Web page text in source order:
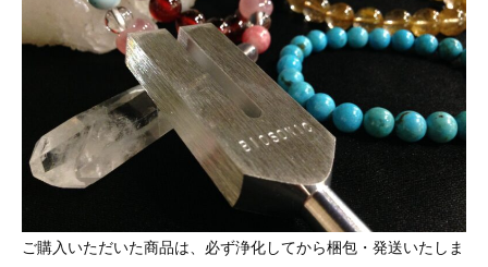
ご購入いただいた商品は、必ず浄化してから梱包・発送いたしま